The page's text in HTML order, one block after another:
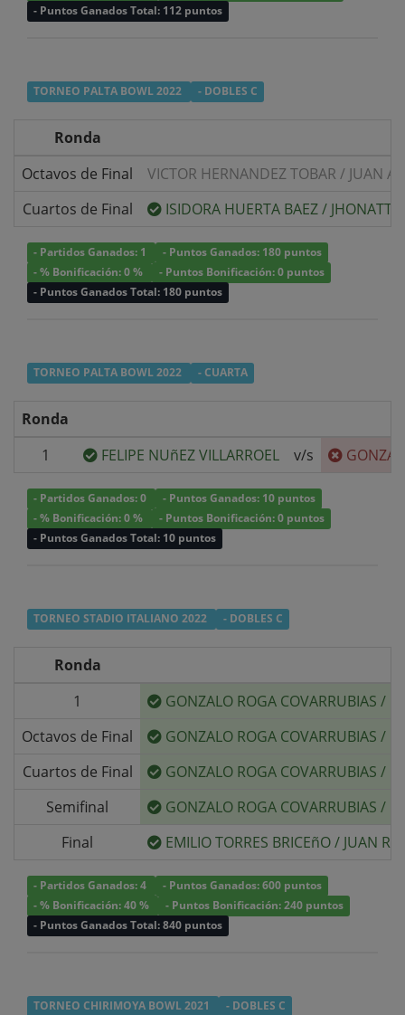
- Puntos Ganados Total: 112 puntos
TORNEO PALTA BOWL 2022 - DOBLES C
Ronda
Octavos de Final
VICTOR HERNANDEZ TOBAR / JUAN
Cuartos de Final
ISIDORA HUERTA BAEZ/
- Partidos Ganados: 1
- Puntos Ganados: 180 puntos
- % Bonificación: 0 %
- Puntos Bonificación: 0 puntos
- Puntos Ganados Total: 180 puntos
TORNEO PALTA BOWL 2022 - CUARTA
Ronda
1
FELIPE NUñEZ VILLARROEL v/s
- Partidos Ganados: 0
- Puntos Ganados: 10 puntos
- % Bonificación: 0 %
- Puntos Bonificación: 0 puntos
- Puntos Ganados Total: 10 puntos
TORNEO STADIO ITALIANO 2022 - DOBLES C
Ronda
1
GONZALO ROGA COVARRUBIAS /
Octavos de Final
GONZALO ROGA COVARRUBIAS /
Cuartos de Final
GONZALO ROGA COVARRUBIAS /
Semifinal
GONZALO ROGA COVARRUBIAS /
Final
EMILIO TORRES BRICEñO/ JUAN
- Partidos Ganados: 4
- Puntos Ganados: 600 puntos
- % Bonificación: 40 %
- Puntos Bonificación: 240 puntos
- Puntos Ganados Total: 840 puntos
TORNEO CHIRIMOYA BOWL 2021 - DOBLES C